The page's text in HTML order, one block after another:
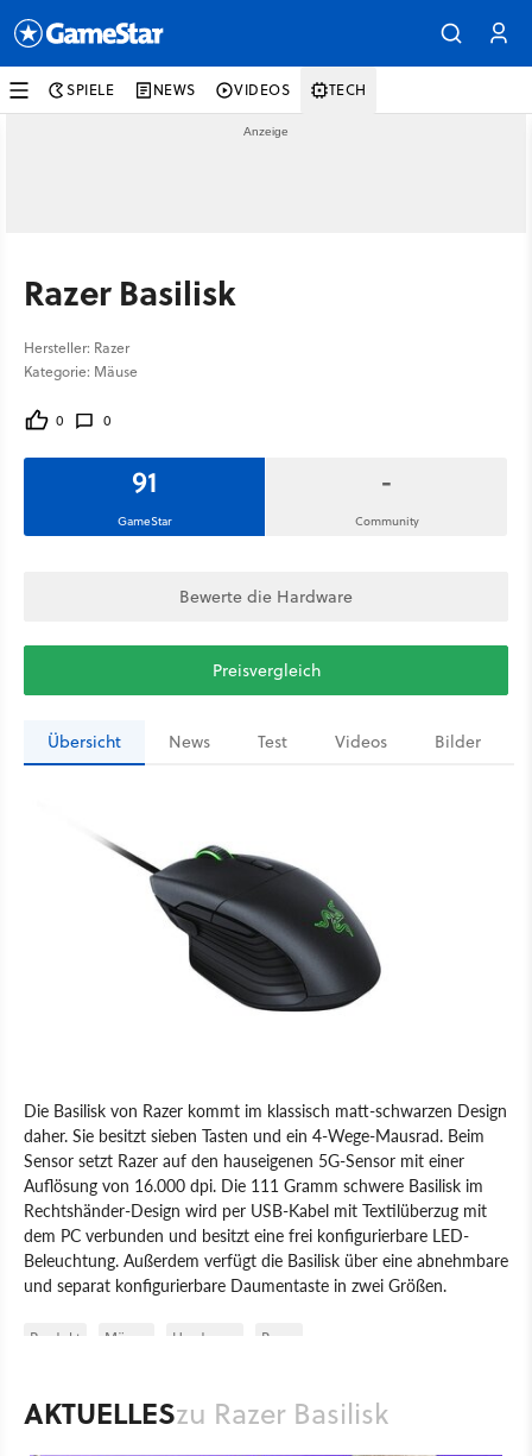
SPIELE NEWS VIDEOS TECH
Razer Basilisk
Hersteller: Razer
Kategorie: Mäuse
0 0
91
GameStar
-
Community
Bewerte die Hardware
Preisvergleich
Übersicht News Test Videos Bilder
Die Basilisk von Razer kommt im klassisch matt-schwarzen Design
daher. Sie besitzt sieben Tasten und ein 4-Wege-Mausrad. Beim
Sensor setzt Razer auf den hauseigenen 5G-Sensor mit einer
Auflösung von 16.000 dpi. Die 111 Gramm schwere Basilisk im
Rechtshänder-Design wird per USB-Kabel mit Textilüberzug mit
dem PC verbunden und besitzt eine frei konfigurierbare LED-
Beleuchtung. Außerdem verfügt die Basilisk über eine abnehmbare
und separat konfigurierbare Daumentaste in zwei Größen.
Produkt Mäuse Hardware Razer
AKTUELLESzu Razer Basilisk